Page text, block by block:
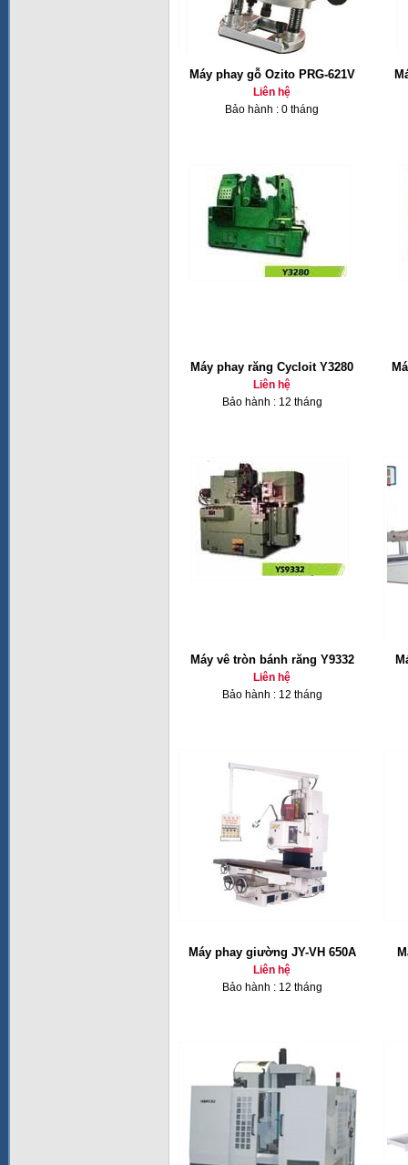
Máy phay gỗ Ozito PRG-621V
Liên hệ
Bảo hành : 0 tháng
Máy phay răng Cycloit Y3280
Liên hệ
Bảo hành : 12 tháng
Máy vê tròn bánh răng Y9332
Liên hệ
Bảo hành : 12 tháng
Máy phay giường JY-VH 650A
Liên hệ
Bảo hành : 12 tháng